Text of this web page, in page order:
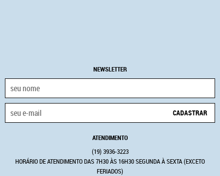
NEWSLETTER
CADASTRAR
ATENDIMENTO
(19) 3936-3223
HORÁRIO DE ATENDIMENTO DAS 7H30 ÀS 16H30 SEGUNDA À SEXTA (EXCETO
FERIADOS)